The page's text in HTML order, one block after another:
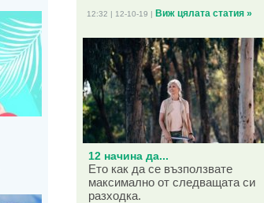
12:32 | 12-10-19 | Виж цялата статия »
12 начина да...
Ето как да се възползвате
максимално от следващата си
разходка.